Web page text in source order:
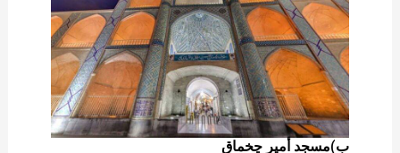
ب)مسجد أمیر چخماق